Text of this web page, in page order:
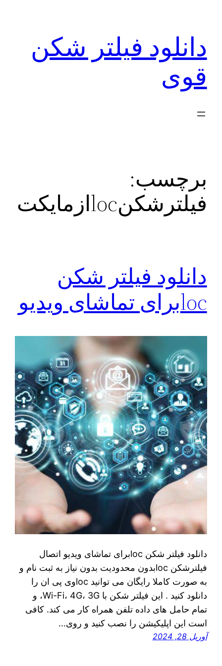
دانلود فیلتر شکن
قوی
برچسب:
فیلترشکنlocازمایکت
دانلود فیلتر شکن
locبرای تماشای ویدیو
دانلود فیلتر شکن locبرای تماشای ویدیو اتصال
فیلترشکن locبدون محدودیت بدون نیاز به ثبت نام و
به صورت کاملا رایگان می توانید locوی پی ان را
دانلود کنید . این فیلتر شکن با Wi-Fi، 4G، 3G، و
تمام حامل های داده تلفن همراه کار می کند. کافی
است این اپلیکیشن را نصب کنید و روی…
آوریل 28, 2024